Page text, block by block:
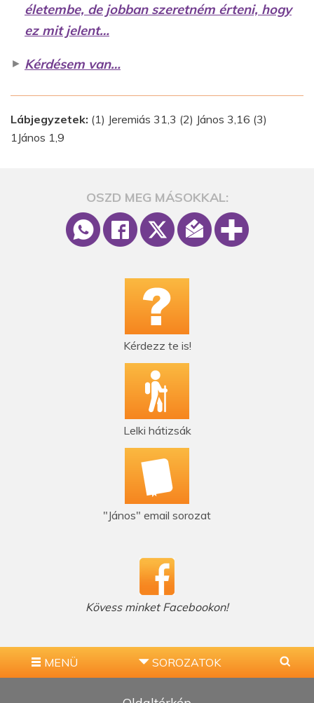
életembe, de jobban szeretném érteni, hogy
ez mit jelent…
► Kérdésem van…
Lábjegyzetek: (1) Jeremiás 31,3 (2) János 3,16 (3)
1János 1,9
OSZD MEG MÁSOKKAL:
Kérdezz te is!
Lelki hátizsák
"János" email sorozat
Kövess minket Facebookon!
MENÜ SOROZATOK